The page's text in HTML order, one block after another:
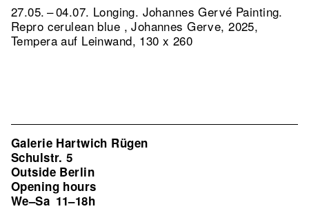
27.05. – 04.07. Longing. Johannes Gervé Painting.
Repro cerulean blue , Johannes Gerve, 2025,
Tempera auf Leinwand, 130 x 260
Galerie Hartwich Rügen
Schulstr. 5
Outside Berlin
Opening hours
We–Sa 11–18h